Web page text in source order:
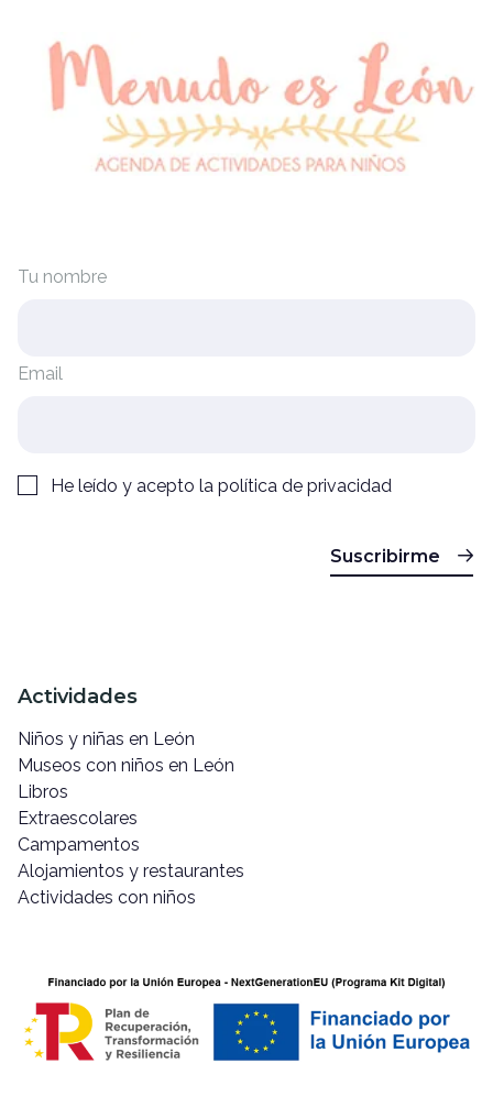
Tu nombre
Email
He leído y acepto la política de privacidad
Suscribirme
Actividades
Niños y niñas en León
Museos con niños en León
Libros
Extraescolares
Campamentos
Alojamientos y restaurantes
Actividades con niños